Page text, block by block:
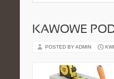
KAWOWE
POSTED BY ADMIN